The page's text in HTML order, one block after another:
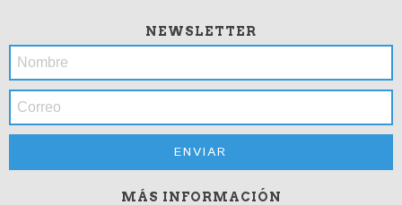
NEWSLETTER
MÁS INFORMACIÓN